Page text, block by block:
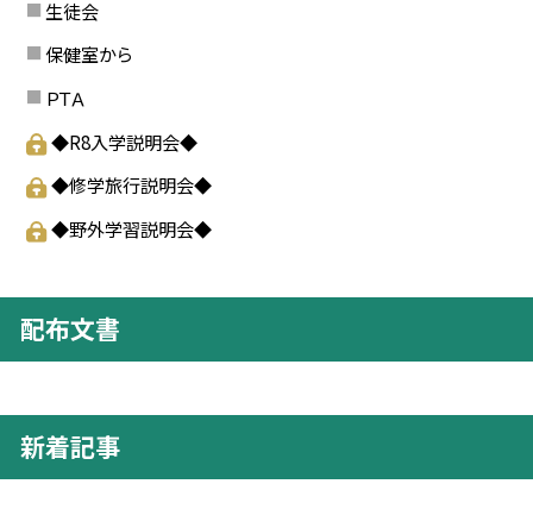
生徒会
保健室から
ＰＴＡ
◆R8入学説明会◆
◆修学旅行説明会◆
◆野外学習説明会◆
配布文書
新着記事